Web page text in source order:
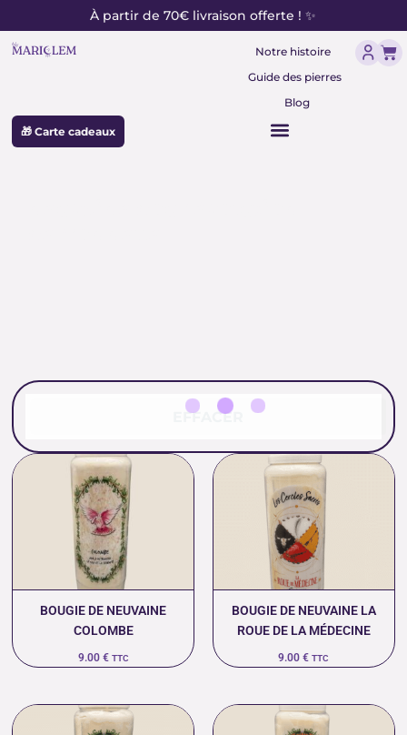
au
contenu
À partir de 70€ livraison offerte ! ✨
Notre histoire
Guide des pierres
Blog
🎁 Carte cadeaux
EFFACER
BOUGIE DE NEUVAINE
COLOMBE
9.00 € TTC
BOUGIE DE NEUVAINE LA
ROUE DE LA MÉDECINE
9.00€ TTC